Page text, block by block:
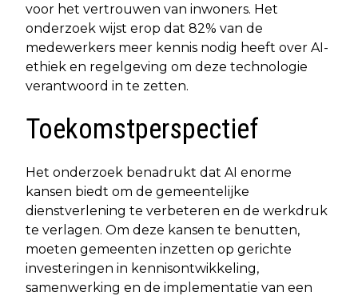
voor het vertrouwen van inwoners. Het
onderzoek wijst erop dat 82% van de
medewerkers meer kennis nodig heeft over AI-
ethiek en regelgeving om deze technologie
verantwoord in te zetten.
Toekomstperspectief
Het onderzoek benadrukt dat AI enorme
kansen biedt om de gemeentelijke
dienstverlening te verbeteren en de werkdruk
te verlagen. Om deze kansen te benutten,
moeten gemeenten inzetten op gerichte
investeringen in kennisontwikkeling,
samenwerking en de implementatie van een